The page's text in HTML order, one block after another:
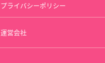
プライバシーポリシー
運営会社